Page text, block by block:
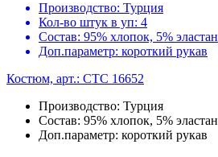
Производство: Турция
Кол-во штук в уп: 4
Состав: 95% хлопок, 5% эластан
Доп.параметр: короткий рукав
Костюм, арт.: CTC 16652
Производство: Турция
Состав: 95% хлопок, 5% эластан
Доп.параметр: короткий рукав